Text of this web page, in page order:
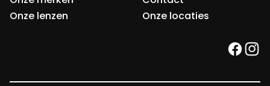
Onze lenzen
Onze locaties